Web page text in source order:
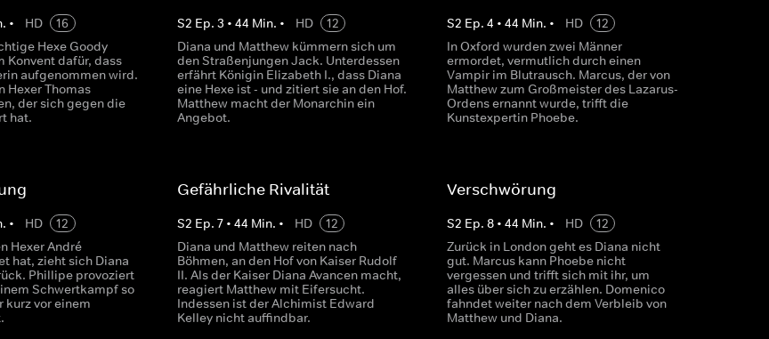
• HD
16
Hexe Goody
Konvent dafür, dass
aufgenommen wird.
Hexer Thomas
der sich gegen die
hat.
S2 Ep. 3 • 44 Min. • HD
12
Diana und Matthew kümmern sich um
den Straßenjungen Jack. Unterdessen
erfährt Königin Elizabeth I., dass Diana
eine Hexe ist - und zitiert sie an den Hof.
Matthew macht der Monarchin ein
Angebot.
S2 Ep. 4 • 44 Min. • HD
12
In Oxford wurden zwei Männer
ermordet, vermutlich durch einen
Vampir im Blutrausch. Marcus, der von
Matthew zum Großmeister des Lazarus-
Ordens ernannt wurde, trifft die
Kunstexpertin Phoebe.
• HD
12
Hexer André
hat, zieht sich Diana
Phillipe provoziert
Schwertkampf so
kurz vor einem
Gefährliche Rivalität
S2 Ep. 7• 44 Min. • HD
12
Diana und Matthew reiten nach
Böhmen, an den Hof von Kaiser Rudolf
II. Als der Kaiser Diana Avancen macht,
reagiert Matthew mit Eifersucht.
Indessen ist der Alchimist Edward
Kelley nicht auffindbar.
Verschwörung
S2 Ep. 8• 44 Min. • HD
12
Zurück in London geht es Diana nicht
gut. Marcus kann Phoebe nicht
vergessen und trifft sich mit ihr, um
alles über sich zu erzählen. Domenico
fahndet weiter nach dem Verbleib von
Matthew und Diana.